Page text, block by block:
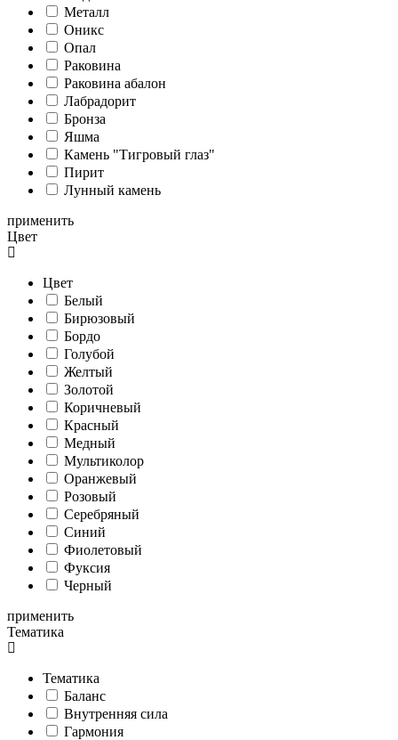
Металл
Оникс
Опал
Раковина
Раковина абалон
Лабрадорит
Бронза
Яшма
Камень "Тигровый глаз"
Пирит
Лунный камень
применить
Цвет
Цвет
Белый
Бирюзовый
Бордо
Голубой
Желтый
Золотой
Коричневый
Красный
Медный
Мультиколор
Оранжевый
Розовый
Серебряный
Синий
Фиолетовый
Фуксия
Черный
применить
Тематика
Тематика
Баланс
Внутренняя сила
Гармония